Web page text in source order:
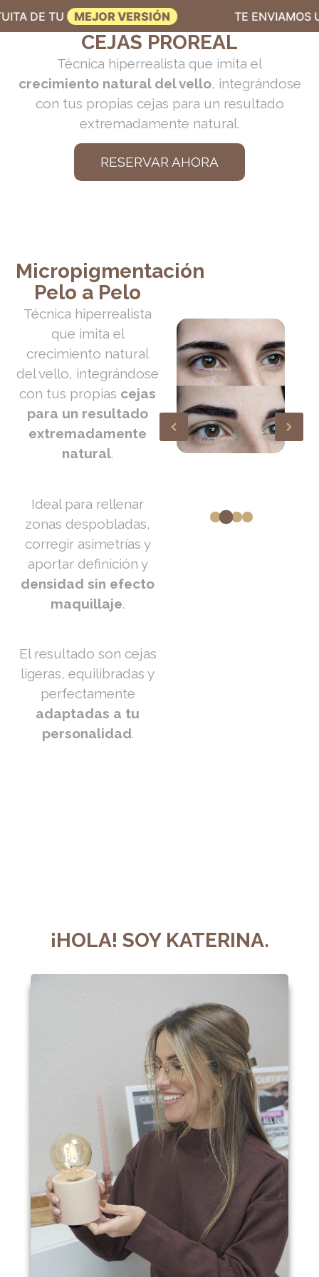
DE TU MEJOR VERSIÓN TE ENVIAMOS UNA
CEJAS PROREAL
Técnica hiperrealista que imita el
crecimiento natural del vello, integrándose
con tus propias cejas para un resultado
extremadamente natural.
RESERVAR AHORA
Micropigmentación
Pelo a Pelo
Técnica hiperrealista
que imita el
crecimiento natural
del vello, integrándose
con tus propias cejas
para un resultado
extremadamente
natural.
Ideal para rellenar
zonas despobladas,
corregir asimetrías y
aportar definición y
densidad sin efecto
maquillaje.
El resultado son cejas
ligeras, equilibradas y
perfectamente
adaptadas a tu
personalidad.
¡HOLA! SOY KATERINA.